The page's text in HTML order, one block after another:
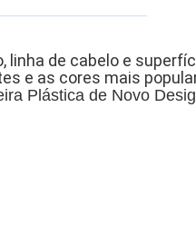
linha de cabelo e
e as cores mais
Plástica de Novo